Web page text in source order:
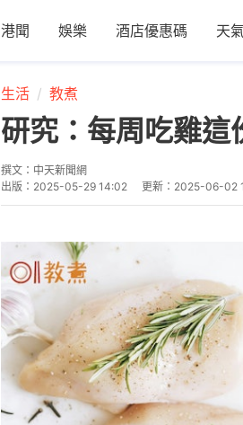
港聞 娛樂 酒店優惠碼 天
生活 教煮
研究：每周吃雞
撰文： 中天新聞網
出版： 2025-05-29 14:02 更新： 2025-06-02